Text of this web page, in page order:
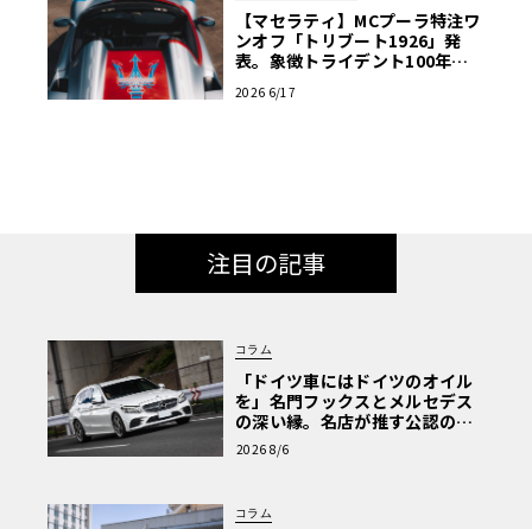
【マセラティ】MCプーラ特注ワ
ンオフ「トリブート1926」発
表。象徴トライデント100年の
2026 6/17
注目の記事
コラム
「ドイツ車にはドイツのオイル
を」名門フックスとメルセデス
の深い縁。名店が推す公認の安
心と、Cクラスで味わうシルキー
な走り〈PR〉
2026 8/6
コラム